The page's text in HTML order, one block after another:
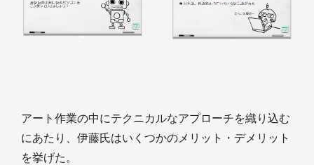
アート作業の中にテクニカルなアプローチを織り込む
にあたり、伊藤氏はいくつかのメリット・デメリット
を挙げた。